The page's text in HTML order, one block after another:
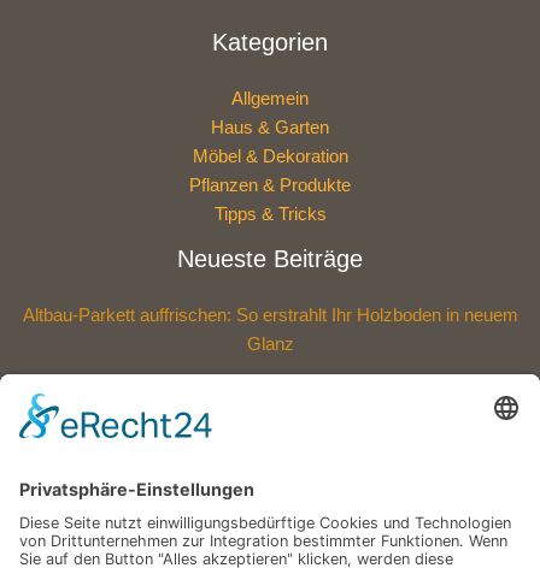
Kategorien
Allgemein
Haus & Garten
Möbel & Dekoration
Pflanzen & Produkte
Tipps & Tricks
Neueste Beiträge
Altbau-Parkett auffrischen: So erstrahlt Ihr Holzboden in neuem
Glanz
Widerstandskraft für Ihr Zuhause
Wie eine Versickerungsanlage Ihren Garten nachhaltig schützt –
Schritt für Schritt erklärt